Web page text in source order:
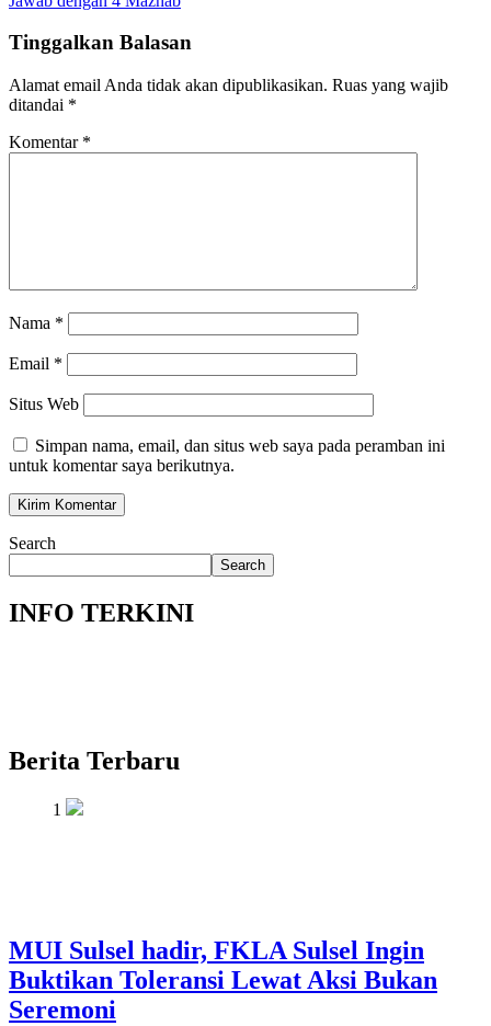
Tinggalkan Balasan
Alamat email Anda tidak akan dipublikasikan. Ruas yang wajib
ditandai *
Komentar *
Nama *
Email *
Situs Web
Simpan nama, email, dan situs web saya pada peramban ini
untuk komentar saya berikutnya.
Search
Search
INFO TERKINI
Berita Terbaru
1
MUI Sulsel hadir, FKLA Sulsel Ingin
Buktikan Toleransi Lewat Aksi Bukan
Seremoni